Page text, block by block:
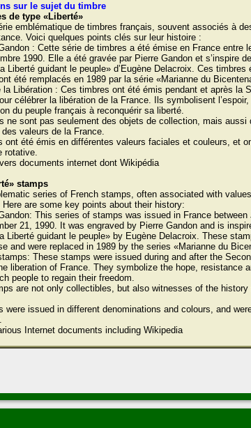
sur le sujet du timbre
de type «Liberté»
emblématique de timbres français, souvent associés à
Voici quelques points clés sur leur histoire :
: Cette série de timbres a été émise en France entre
1990. Elle a été gravée par Pierre Gandon et s’inspire
Liberté guidant le peuple» d’Eugène Delacroix. Ces timbres
été remplacés en 1989 par la série «Marianne du
la Libération : Ces timbres ont été émis pendant et après la
célébrer la libération de la France. Ils symbolisent
du peuple français à reconquérir sa liberté.
ne sont pas seulement des objets de collection, mais aussi
des valeurs de la France.
ont été émis en différentes valeurs faciales et couleurs, et
rotative.
documents internet dont Wikipédia
stamps
series of French stamps, often associated with
are some key points about their history:
This series of stamps was issued in France between
21, 1990. It was engraved by Pierre Gandon and is
Liberté guidant le peuple» by Eugène Delacroix. These
and were replaced in 1989 by the series «Marianne du
These stamps were issued during and after the
liberation of France. They symbolize the hope, resistance
people to regain their freedom.
are not only collectibles, but also witnesses of the history
were issued in different denominations and colours, and
Internet documents including Wikipedia